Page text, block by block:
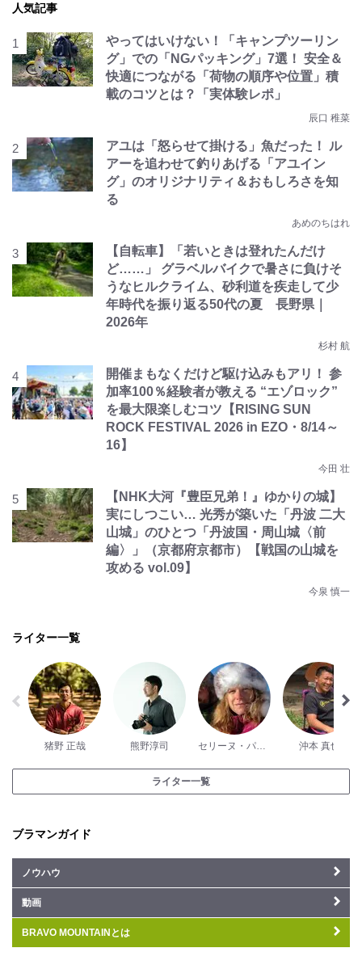
人気記事
やってはいけない！「キャンプツーリン
グ」での「NGパッキング」7選！ 安全＆
快適につながる「荷物の順序や位置」積
載のコツとは？「実体験レポ」
辰口 稚菜
アユは「怒らせて掛ける」魚だった！ ル
アーを追わせて釣りあげる「アユイン
グ」のオリジナリティ＆おもしろさを知
る
あめのちはれ
【自転車】「若いときは登れたんだけ
ど……」 グラベルバイクで暑さに負けそ
うなヒルクライム、砂利道を疾走して少
年時代を振り返る50代の夏 長野県｜
2026年
杉村 航
開催まもなくだけど駆け込みもアリ！ 参
加率100％経験者が教える “エゾロック”
を最大限楽しむコツ【RISING SUN
ROCK FESTIVAL 2026 in EZO・8/14～
16】
今田 壮
【NHK大河『豊臣兄弟！』ゆかりの城】
実にしつこい… 光秀が築いた「丹波 二大
山城」のひとつ「丹波国・周山城〈前
編〉」（京都府京都市）【戦国の山城を
攻める vol.09】
今泉 慎一
ライター一覧
猪野 正哉 熊野淳司 沖本 真也
ライター一覧
ブラマンガイド
ノウハウ
動画
BRAVO MOUNTAINとは